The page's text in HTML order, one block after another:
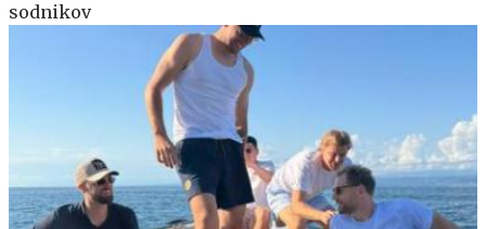
sodnikov